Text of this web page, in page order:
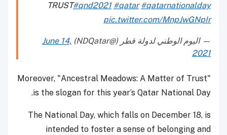
TRUST#qnd2021 #qatar #qatarnationalday
pic.twitter.com/MnpJwGNpIr
— اليوم الوطني لدولة قطر (@NDQatar)
June 14,
2021
Moreover, "Ancestral Meadows: A Matter of Trust"
is the slogan for this year’s Qatar National Day.
The National Day, which falls on December 18, is
intended to foster a sense of belonging and